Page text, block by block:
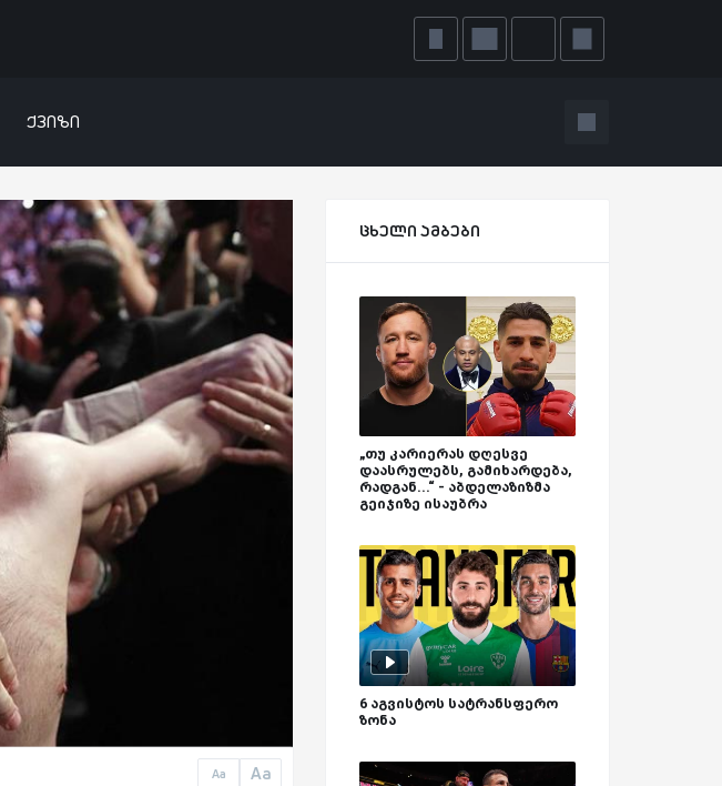
ქვიზი
Aa Aa
ცხელი ამბები
„თუ კარიერას დღესვე
დაასრულებს, გამიხარდება,
რადგან...“ - აბდელაზიზმა
გეიჯიზე ისაუბრა
6 აგვისტოს სატრანსფერო
ზონა